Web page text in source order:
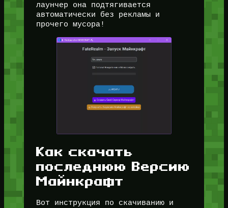
лаунчер она подтягивается
автоматически без рекламы и
прочего мусора!
Как скачать
последнюю Версию
Майнкрафт
Вот инструкция по скачиванию и